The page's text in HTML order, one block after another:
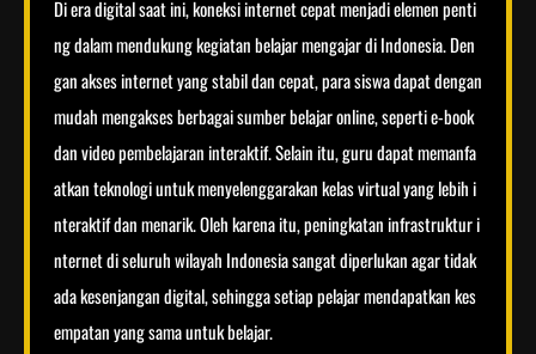
Di era digital saat ini, koneksi internet cepat menjadi elemen penti
ng dalam mendukung kegiatan belajar mengajar di Indonesia. Den
gan akses internet yang stabil dan cepat, para siswa dapat dengan
mudah mengakses berbagai sumber belajar online, seperti e-book
dan video pembelajaran interaktif. Selain itu, guru dapat memanfa
atkan teknologi untuk menyelenggarakan kelas virtual yang lebih i
nteraktif dan menarik. Oleh karena itu, peningkatan infrastruktur i
nternet di seluruh wilayah Indonesia sangat diperlukan agar tidak
ada kesenjangan digital, sehingga setiap pelajar mendapatkan kes
empatan yang sama untuk belajar.